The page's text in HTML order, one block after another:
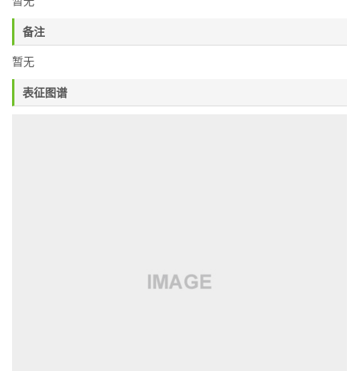
备注
暂无
表征图谱